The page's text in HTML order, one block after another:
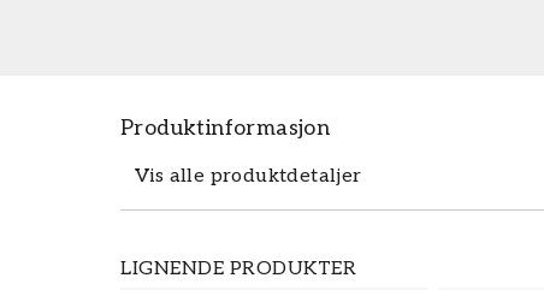
Produktinformasjon
Vis alle produktdetaljer
LIGNENDE PRODUKTER